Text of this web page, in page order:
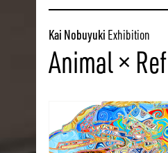
Kai Nobuyuki Exhibition
Animal ×